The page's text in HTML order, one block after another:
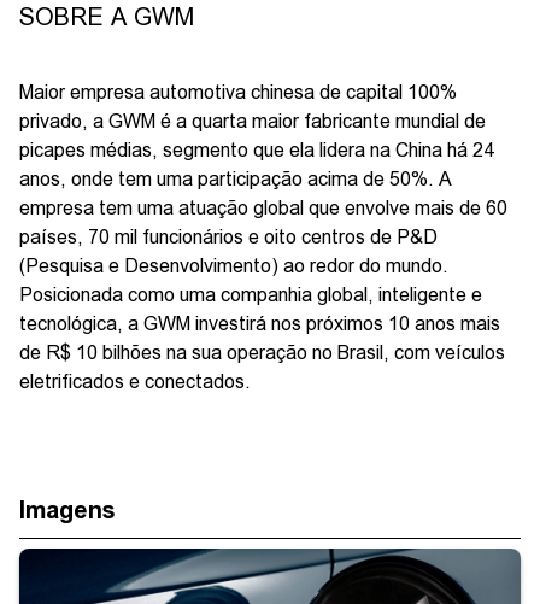
SOBRE A GWM
Maior empresa automotiva chinesa de capital 100%
privado, a GWM é a quarta maior fabricante mundial de
picapes médias, segmento que ela lidera na China há 24
anos, onde tem uma participação acima de 50%. A
empresa tem uma atuação global que envolve mais de 60
países, 70 mil funcionários e oito centros de P&D
(Pesquisa e Desenvolvimento) ao redor do mundo.
Posicionada como uma companhia global, inteligente e
tecnológica, a GWM investirá nos próximos 10 anos mais
de R$ 10 bilhões na sua operação no Brasil, com veículos
eletrificados e conectados.
Imagens